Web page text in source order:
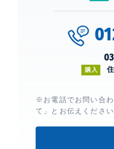
購入
※お電話でお問い合
て」とお伝えください